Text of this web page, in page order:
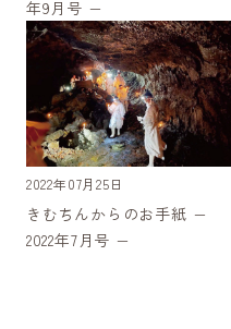
年9月号 −
2022年07月25日
きむちんからのお手紙 −
2022年7月号 −